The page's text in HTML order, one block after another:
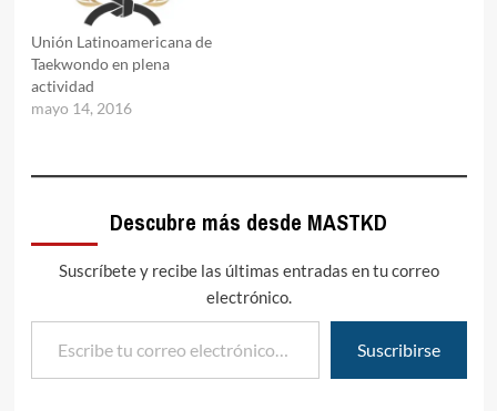
Unión Latinoamericana de
Taekwondo en plena
actividad
mayo 14, 2016
Descubre más desde MASTKD
Suscríbete y recibe las últimas entradas en tu correo
electrónico.
Escribe tu correo electrónico…
Suscribirse